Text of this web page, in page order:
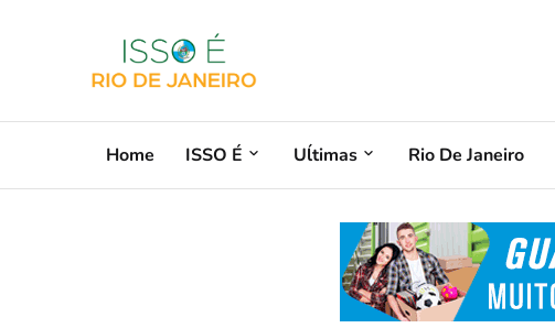
Home ISSO É Uĺtimas Rio De Janeiro